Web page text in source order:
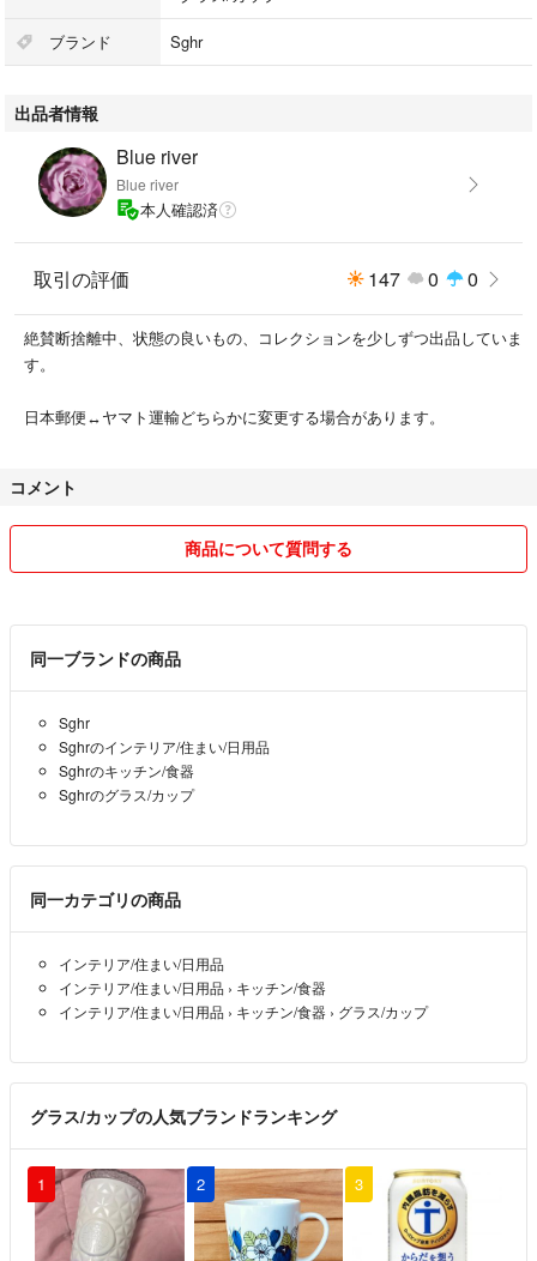
ブランド Sghr
出品者情報
Blue river
Blue river
本人確認済
取引の評価 147 0 0
絶賛断捨離中、状態の良いもの、コレクションを少しずつ出品していま
す。
日本郵便↔︎ヤマト運輸どちらかに変更する場合があります。
コメント
商品について質問する
同一ブランドの商品
Sghr
Sghrのインテリア/住まい/日用品
Sghrのキッチン/食器
Sghrのグラス/カップ
同一カテゴリの商品
インテリア/住まい/日用品
インテリア/住まい/日用品 › キッチン/食器
インテリア/住まい/日用品 › キッチン/食器 › グラス/カップ
グラス/カップの人気ブランドランキング
1 2 3